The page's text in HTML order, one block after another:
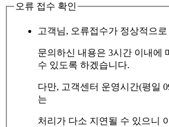
오류 접수 확인
고객님, 오류접수가 정상적으
문의하신 내용은 3시간 이내에
수 있도록 하겠습니다.
다만, 고객센터 운영시간(평일
는
처리가 다소 지연될 수 있으니